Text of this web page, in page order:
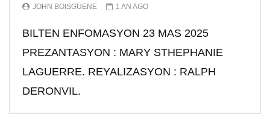
JOHN BOISGUENE 1 AN AGO
BILTEN ENFOMASYON 23 MAS 2025
PREZANTASYON : MARY STHEPHANIE
LAGUERRE. REYALIZASYON : RALPH
DERONVIL.